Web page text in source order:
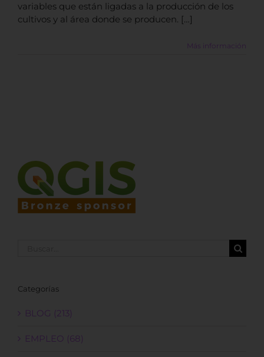
variables que están ligadas a la producción de los
cultivos y al área donde se producen. […]
Más información
Categorías
BLOG (213)
EMPLEO (68)